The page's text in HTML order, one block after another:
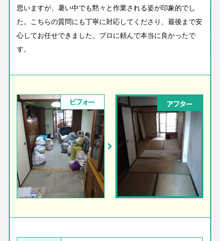
思いますが、暑い中でも黙々と作業される姿が印象的でし
た。こちらの質問にも丁寧に対応してくださり、最後まで安
心してお任せできました。プロに頼んで本当に良かったで
す。
ビフォー アフター